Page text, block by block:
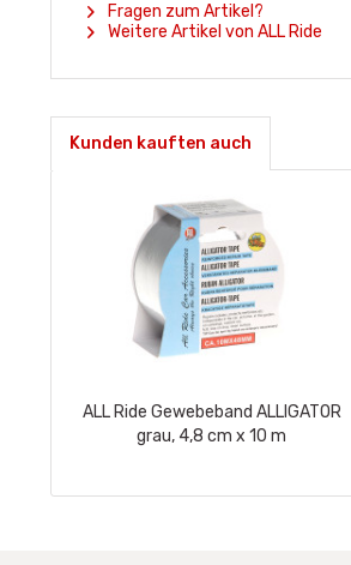
Fragen zum Artikel?
Weitere Artikel von ALL Ride
Kunden kauften auch
ALL Ride Gewebeband ALLIGATOR
grau, 4,8 cm x 10 m